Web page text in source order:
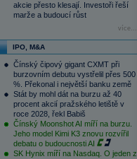
akcie přesto klesají. Investoři řeší
marže a budoucí růst
více...
IPO, M&A
Čínský čipový gigant CXMT při
burzovním debutu vystřelil přes 500
%. Překonal i největší banku země
Stát by mohl dát na burzu až 40
procent akcií pražského letiště v
roce 2028, řekl Babiš
Čínský Moonshot AI míří na burzu.
Jeho model Kimi K3 znovu rozvířil
debatu o budoucnosti AI
SK Hynix míří na Nasdaq. O jeden z